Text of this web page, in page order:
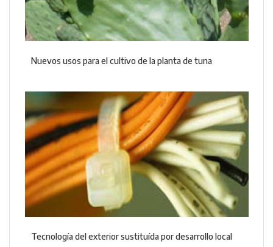
Nuevos usos para el cultivo de la planta de tuna
Tecnología del exterior sustituída por desarrollo local